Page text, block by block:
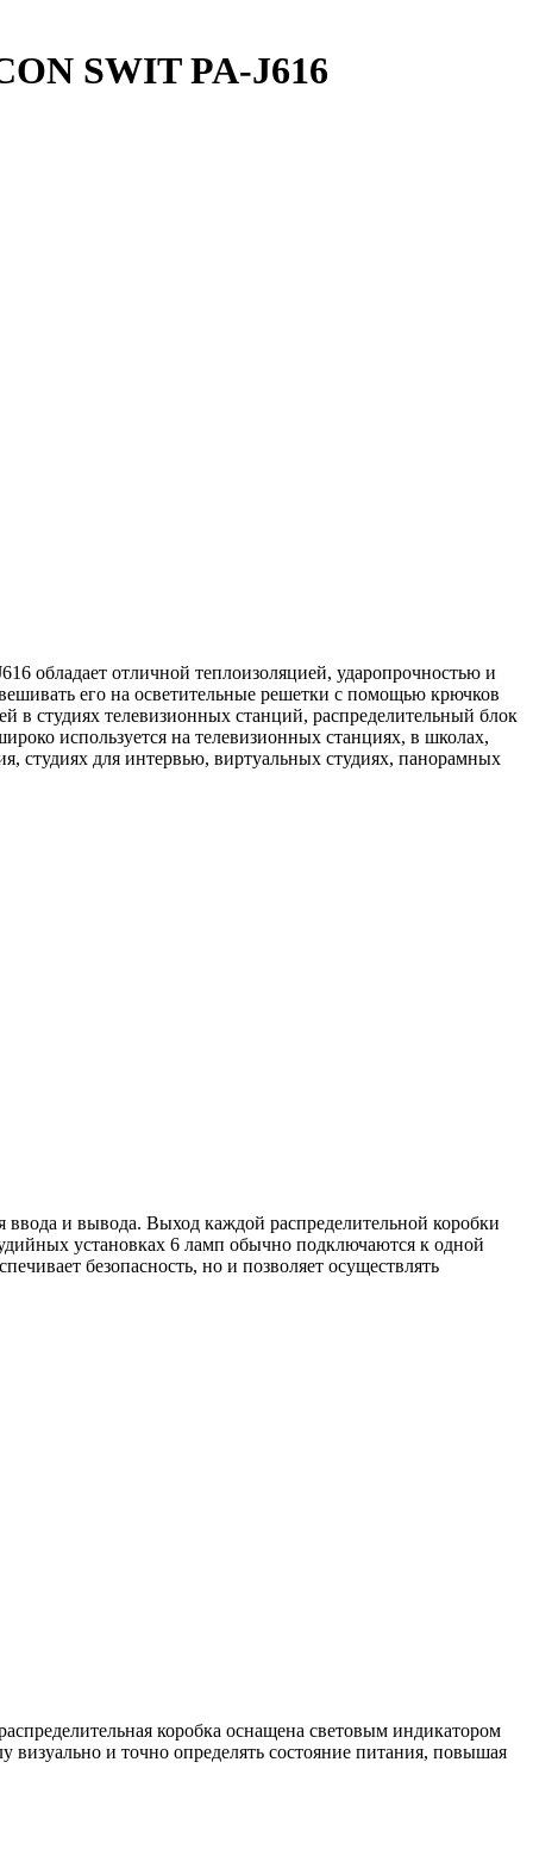
SWIT PA-J616
обладает отличной теплоизоляцией, ударопрочностью и
его на осветительные решетки с помощью крючков
в студиях телевизионных станций, распределительный блок
используется на телевизионных станциях, в школах,
студиях для интервью, виртуальных студиях, панорамных
и вывода. Выход каждой распределительной коробки
установках 6 ламп обычно подключаются к одной
безопасность, но и позволяет осуществлять
коробка оснащена световым индикатором
визуально и точно определять состояние питания, повышая